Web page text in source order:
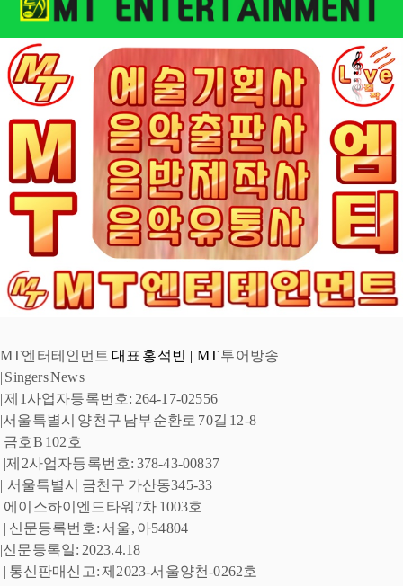
MT엔터테인먼트 대표 홍석빈  |  MT 투어방송
| Singers News
| 제1사업자등록번호: 264-17-02556
|서울특별시 양천구 남부순환로 70길 12-8
금호B 102호 |
|제2사업자등록번호: 378-43-00837
| 서울특별시 금천구 가산동345-33
에이스하이엔드타워7차 1003호
| 신문등록번호: 서울, 아54804
|신문등록일: 2023.4.18
| 통신판매신고: 제2023-서울양천-0262호